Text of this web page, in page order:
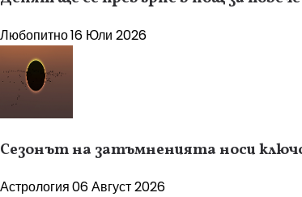
Любопитно16 Юли 2026
Сезонът на затъмненията носи
Астрология06 Август 2026